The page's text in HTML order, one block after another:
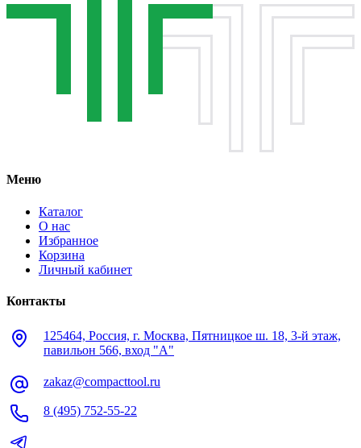
Меню
Каталог
О нас
Избранное
Корзина
Личный кабинет
Контакты
125464, Россия, г. Москва, Пятницкое ш. 18, 3-й этаж,
павильон 566, вход "А"
zakaz@compacttool.ru
8 (495) 752-55-22